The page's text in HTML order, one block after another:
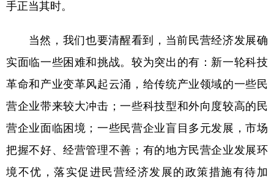
手正当其时。
当然，我们也要清醒看到，当前民营经济发展确
实面临一些困难和挑战。较为突出的有：新一轮科技
革命和产业变革风起云涌，给传统产业领域的一些民
营企业带来较大冲击；一些科技型和外向度较高的民
营企业面临困境；一些民营企业盲目多元发展，市场
把握不好、经营管理不善；有的地方民营企业发展环
境不优，落实促进民营经济发展的政策措施有待加